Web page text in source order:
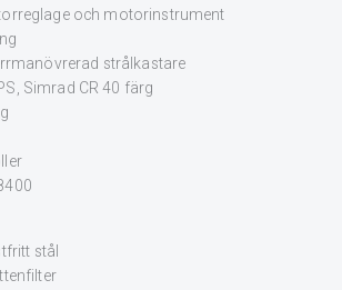
och motorinstrument
strålkastare
Simrad CR 40 färg
stål